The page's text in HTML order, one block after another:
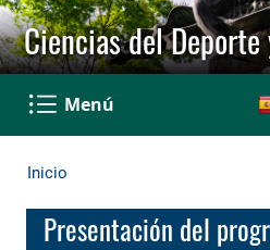
Ciencias del
Menú
Inicio
Presentación del